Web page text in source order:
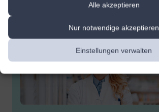
Alle akzeptieren
Nur notwendige akzeptieren
Einstellungen verwalten
Jetzt Bewerben